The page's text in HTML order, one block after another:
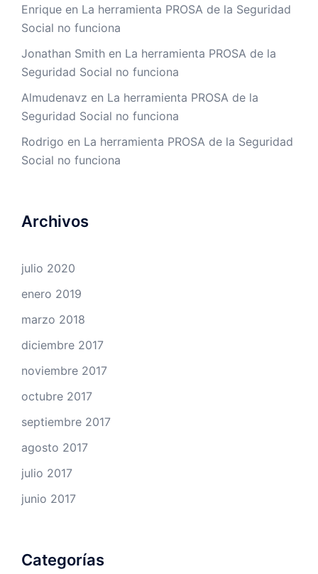
Enrique en La herramienta PROSA de la Seguridad
Social no funciona
Jonathan Smith en La herramienta PROSA de la
Seguridad Social no funciona
Almudenavz en La herramienta PROSA de la
Seguridad Social no funciona
Rodrigo en La herramienta PROSA de la Seguridad
Social no funciona
Archivos
julio 2020
enero 2019
marzo 2018
diciembre 2017
noviembre 2017
octubre 2017
septiembre 2017
agosto 2017
julio 2017
junio 2017
Categorías